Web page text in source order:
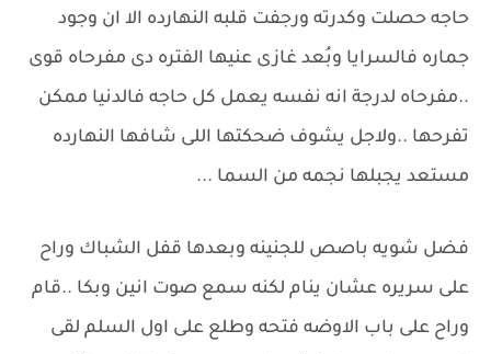
حاجه حصلت وكدرته ورجفت قلبه النهارده الا ان وجود
جماره فالسرايا وبُعد غازى عنيها الفتره دى مفرحاه قوى
..مفرحاه لدرجة انه نفسه يعمل كل حاجه فالدنيا ممكن
تفرحها ..ولاجل يشوف ضحكتها اللى شافها النهارده
مستعد يجبلها نجمه من السما ...
فضل شويه باصص للجنينه وبعدها قفل الشباك وراح
على سريره عشان ينام لكنه سمع صوت انين وبكا ..قام
وراح على باب الاوضه فتحه وطلع على اول السلم لقى